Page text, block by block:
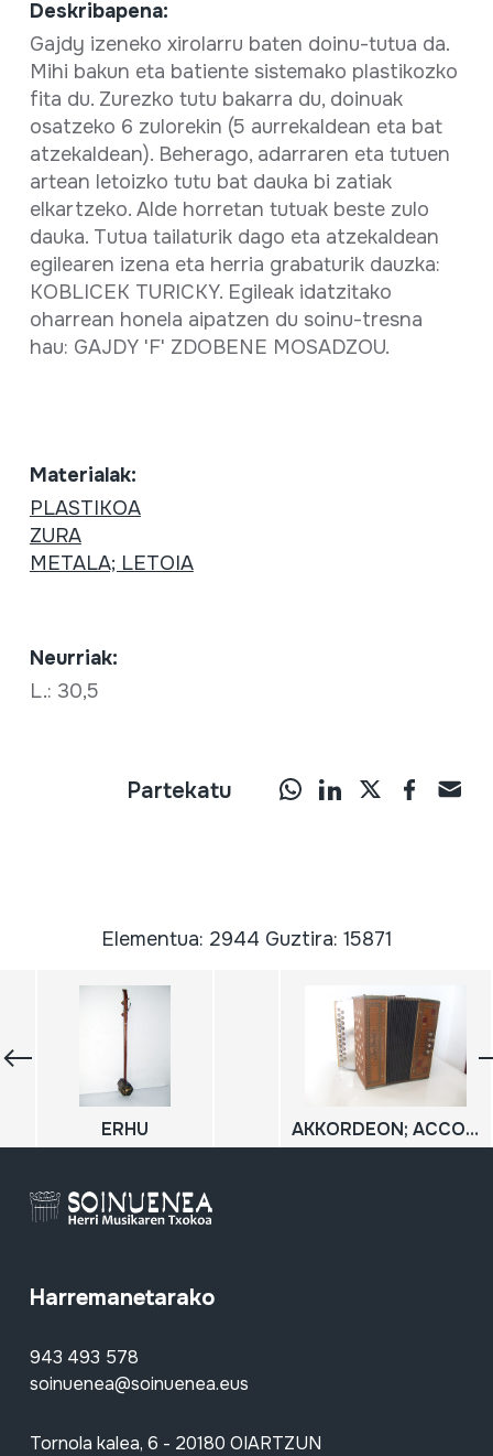
Deskribapena:
Gajdy izeneko xirolarru baten doinu-tutua da.
Mihi bakun eta batiente sistemako plastikozko
fita du. Zurezko tutu bakarra du, doinuak
osatzeko 6 zulorekin (5 aurrekaldean eta bat
atzekaldean). Beherago, adarraren eta tutuen
artean letoizko tutu bat dauka bi zatiak
elkartzeko. Alde horretan tutuak beste zulo
dauka. Tutua tailaturik dago eta atzekaldean
egilearen izena eta herria grabaturik dauzka:
KOBLICEK TURICKY. Egileak idatzitako
oharrean honela aipatzen du soinu-tresna
hau: GAJDY 'F' ZDOBENE MOSADZOU.
Materialak:
PLASTIKOA
ZURA
METALA; LETOIA
Neurriak:
L.: 30,5
Partekatu
Elementua: 2944 Guztira: 15871
ERHU AKKORDEON; ACCORDION; AKORDEOIA
Harremanetarako
943 493 578
soinuenea@soinuenea.eus
Tornola kalea, 6 - 20180 OIARTZUN